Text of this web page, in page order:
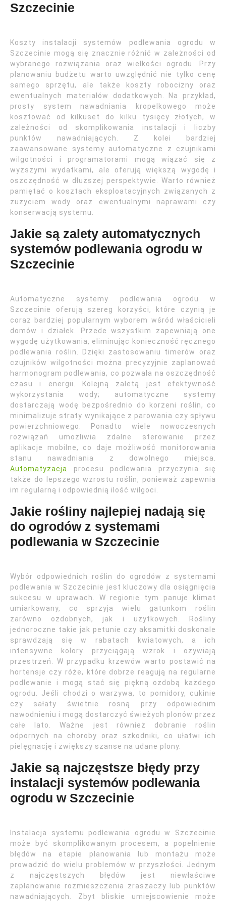
Szczecinie
Koszty instalacji systemów podlewania ogrodu w
Szczecinie mogą się znacznie różnić w zależności od
wybranego rozwiązania oraz wielkości ogrodu. Przy
planowaniu budżetu warto uwzględnić nie tylko cenę
samego sprzętu, ale także koszty robocizny oraz
ewentualnych materiałów dodatkowych. Na przykład,
prosty system nawadniania kropelkowego może
kosztować od kilkuset do kilku tysięcy złotych, w
zależności od skomplikowania instalacji i liczby
punktów nawadniających. Z kolei bardziej
zaawansowane systemy automatyczne z czujnikami
wilgotności i programatorami mogą wiązać się z
wyższymi wydatkami, ale oferują większą wygodę i
oszczędność w dłuższej perspektywie. Warto również
pamiętać o kosztach eksploatacyjnych związanych z
zużyciem wody oraz ewentualnymi naprawami czy
konserwacją systemu.
Jakie są zalety automatycznych
systemów podlewania ogrodu w
Szczecinie
Automatyczne systemy podlewania ogrodu w
Szczecinie oferują szereg korzyści, które czynią je
coraz bardziej popularnym wyborem wśród właścicieli
domów i działek. Przede wszystkim zapewniają one
wygodę użytkowania, eliminując konieczność ręcznego
podlewania roślin. Dzięki zastosowaniu timerów oraz
czujników wilgotności można precyzyjnie zaplanować
harmonogram podlewania, co pozwala na oszczędność
czasu i energii. Kolejną zaletą jest efektywność
wykorzystania wody; automatyczne systemy
dostarczają wodę bezpośrednio do korzeni roślin, co
minimalizuje straty wynikające z parowania czy spływu
powierzchniowego. Ponadto wiele nowoczesnych
rozwiązań umożliwia zdalne sterowanie przez
aplikacje mobilne, co daje możliwość monitorowania
stanu nawadniania z dowolnego miejsca.
Automatyzacja
procesu podlewania przyczynia się
także do lepszego wzrostu roślin, ponieważ zapewnia
im regularną i odpowiednią ilość wilgoci.
Jakie rośliny najlepiej nadają się
do ogrodów z systemami
podlewania w Szczecinie
Wybór odpowiednich roślin do ogrodów z systemami
podlewania w Szczecinie jest kluczowy dla osiągnięcia
sukcesu w uprawach. W regionie tym panuje klimat
umiarkowany, co sprzyja wielu gatunkom roślin
zarówno ozdobnych, jak i użytkowych. Rośliny
jednoroczne takie jak petunie czy aksamitki doskonale
sprawdzają się w rabatach kwiatowych, a ich
intensywne kolory przyciągają wzrok i ożywiają
przestrzeń. W przypadku krzewów warto postawić na
hortensje czy róże, które dobrze reagują na regularne
podlewanie i mogą stać się piękną ozdobą każdego
ogrodu. Jeśli chodzi o warzywa, to pomidory, cukinie
czy sałaty świetnie rosną przy odpowiednim
nawodnieniu i mogą dostarczyć świeżych plonów przez
całe lato. Ważne jest również dobranie roślin
odpornych na choroby oraz szkodniki, co ułatwi ich
pielęgnację i zwiększy szanse na udane plony.
Jakie są najczęstsze błędy przy
instalacji systemów podlewania
ogrodu w Szczecinie
Instalacja systemu podlewania ogrodu w Szczecinie
może być skomplikowanym procesem, a popełnienie
błędów na etapie planowania lub montażu może
prowadzić do wielu problemów w przyszłości. Jednym
z najczęstszych błędów jest niewłaściwe
zaplanowanie rozmieszczenia zraszaczy lub punktów
nawadniających. Zbyt bliskie umiejscowienie może